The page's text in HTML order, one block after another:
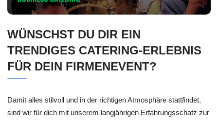
WÜNSCHST DU DIR EIN
TRENDIGES CATERING-ERLEBNIS
FÜR DEIN FIRMENEVENT?
Damit alles stilvoll und in der richtigen Atmosphäre stattfindet,
sind wir für dich mit unserem langjährigen Erfahrungsschatz zur